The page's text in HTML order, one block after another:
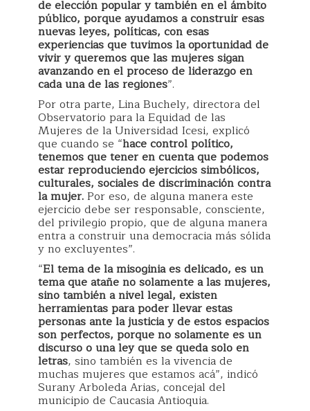
de elección popular y también en el ámbito
público, porque ayudamos a construir esas
nuevas leyes, políticas, con esas
experiencias que tuvimos la oportunidad de
vivir y queremos que las mujeres sigan
avanzando en el proceso de liderazgo en
cada una de las regiones”.
Por otra parte, Lina Buchely, directora del
Observatorio para la Equidad de las
Mujeres de la Universidad Icesi, explicó
que cuando se “hace control político,
tenemos que tener en cuenta que podemos
estar reproduciendo ejercicios simbólicos,
culturales, sociales de discriminación contra
la mujer.Por eso, de alguna manera este
ejercicio debe ser responsable, consciente,
del privilegio propio, que de alguna manera
entra a construir una democracia más sólida
y no excluyentes”.
“El tema de la misoginia es delicado, es un
tema que atañe no solamente a las mujeres,
sino también a nivel legal, existen
herramientas para poder llevar estas
personas ante la justicia y de estos espacios
son perfectos, porque no solamente es un
discurso o una ley que se queda solo en
letras, sino también es la vivencia de
muchas mujeres que estamos acá”, indicó
Surany Arboleda Arias, concejal del
municipio de Caucasia Antioquia.